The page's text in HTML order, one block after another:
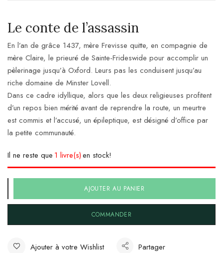
Le conte de l’assassin
En l’an de grâce 1437, mère Frevisse quitte, en compagnie de
mère Claire, le prieuré de Sainte-Frideswide pour accomplir un
pèlerinage jusqu’à Oxford. Leurs pas les conduisent jusqu’au
riche domaine de Minster Lovell.
Dans ce cadre idyllique, alors que les deux religieuses profitent
d’un repos bien mérité avant de reprendre la route, un meurtre
est commis et l’accusé, un épileptique, est désigné d’office par
la petite communauté.
Il ne reste que 1 livre(s)en stock!
AJOUTER AU PANIER
COMMANDER
Ajouter à votre Wishlist Partager